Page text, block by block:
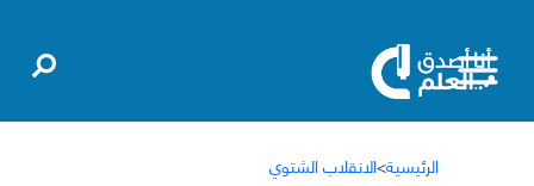
الرئيسية>الانقلاب الشتوي